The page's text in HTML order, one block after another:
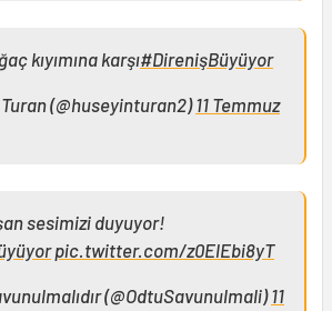
kıyımına karşı#DirenişBüyüyor
(@huseyinturan2)11 Temmuz
sesimizi duyuyor!
pic.twitter.com/z0ElEbi8yT
(@OdtuSavunulmali)11